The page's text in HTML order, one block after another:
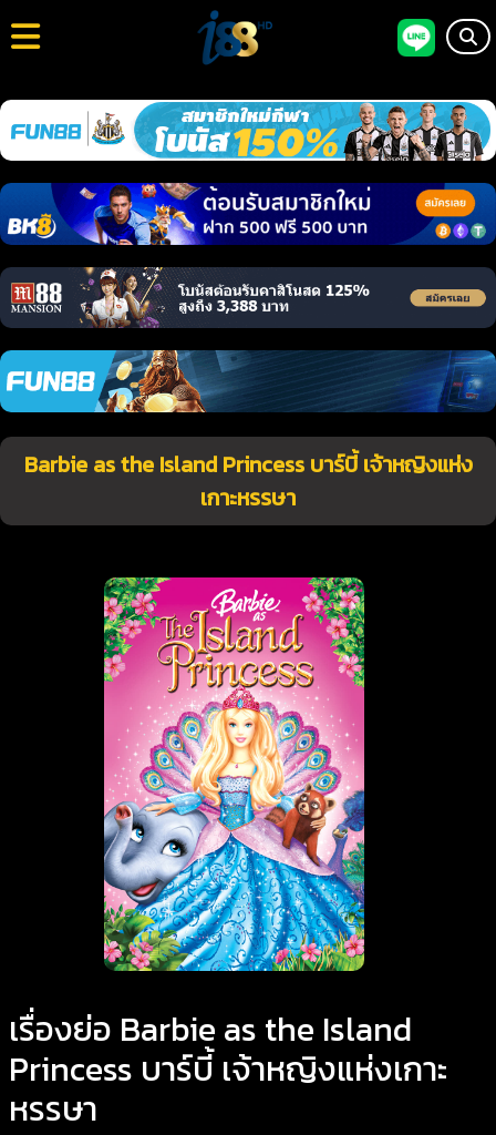
Barbie as the Island Princess บาร์บี้ เจ้าหญิงแห่ง
เกาะหรรษา
เรื่องย่อ Barbie as the Island
Princess บาร์บี้ เจ้าหญิงแห่งเกาะ
หรรษา